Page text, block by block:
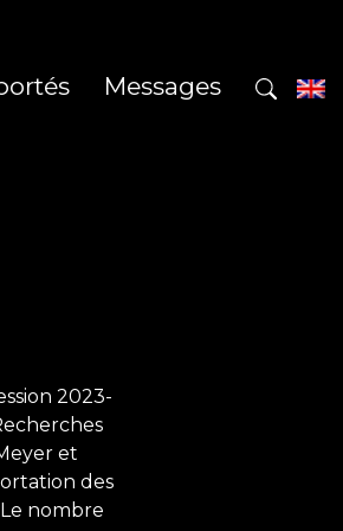
Messages
2023-
et
des
nombre